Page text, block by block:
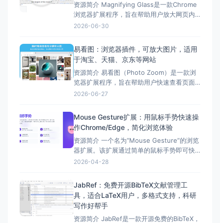
资源简介 Magnifying Glass是一款Chrome
浏览器扩展程序，旨在帮助用户放大网页内
容，解决小字看不清的问题。 它通过显示缩
放大的功能，用户只需按下快捷键或使用右
键菜单即可启动放大镜功能。 除此之
2026-06-30
易看图：浏览器插件，可放大图片，适用
于淘宝、天猫、京东等网站
资源简介 易看图（Photo Zoom）是一款浏
览器扩展程序，旨在帮助用户快速查看页面
中缩略图对应的高清大图。 它通过智能看图
上，即可展示相应的高分辨率图片，无需点
击。 此外，易看图还提供了多种功能，如丰
富的快
2026-06-27
Mouse Gesture扩展：用鼠标手势快速操
作Chrome/Edge，简化浏览体验
资源简介 一个名为“Mouse Gesture”的浏览
器扩展。该扩展通过简单的鼠标手势即可快
速完成各种操作，提高浏览体验。 该扩展的
能。 该扩展简单易用，功能强大，适合各种
使用场景。感兴趣的小伙伴们，不妨试一试
哦
2026-04-28
JabRef：免费开源BibTeX文献管理工
具，适合LaTeX用户，多格式支持，科研
写作好帮手
资源简介 JabRef是一款开源免费的BibTeX，